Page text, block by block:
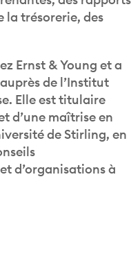
la trésorerie, des
Ernst & Young et a
de l’Institut
Elle est titulaire
d’une maîtrise en
de Stirling, en
d’organisations à